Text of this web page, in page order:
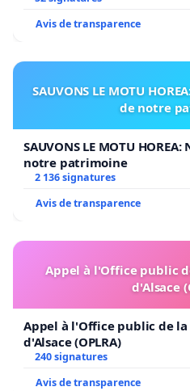
essentiels comme les
commerces.
Demandes de la Pétition.
Nous demandons aux
Adapter les Horaires des
Prolonger les horaires des
voyages pour permettre
chez eux après 24h,
Avis de transparence
SAUVONS LE MOTU
de notre
SAUVONS LE MOTU
notre patrimoine
2 136 signatures
Avis de transparence
Appel à l'Office public
d'Alsace
Appel à l'Office public de
d'Alsace (OPLRA)
240 signatures
Avis de transparence